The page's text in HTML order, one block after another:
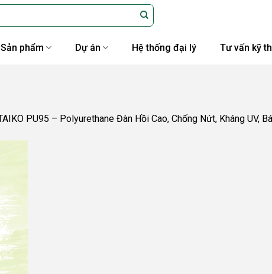
Sản phẩm Dự án Hệ thống đại lý Tư vấn kỹ
PU95 – Polyurethane Đàn Hồi Cao, Chống Nứt, Kháng UV,